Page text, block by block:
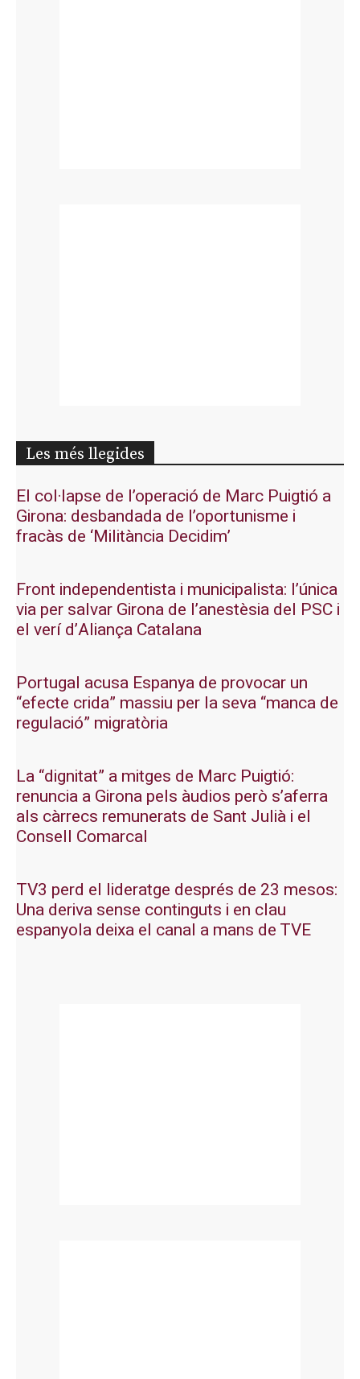
Les més llegides
El col·lapse de l’operació de Marc Puigtió a
Girona: desbandada de l’oportunisme i
fracàs de ‘Militància Decidim’
Front independentista i municipalista: l’única
via per salvar Girona de l’anestèsia del PSC i
el verí d’Aliança Catalana
Portugal acusa Espanya de provocar un
“efecte crida” massiu per la seva “manca de
regulació” migratòria
La “dignitat” a mitges de Marc Puigtió:
renuncia a Girona pels àudios però s’aferra
als càrrecs remunerats de Sant Julià i el
Consell Comarcal
TV3 perd el lideratge després de 23 mesos:
Una deriva sense continguts i en clau
espanyola deixa el canal a mans de TVE